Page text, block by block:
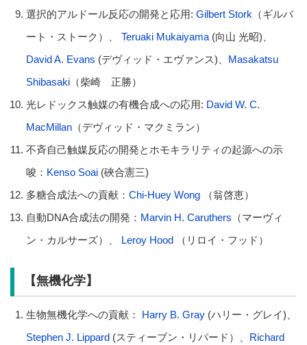
選択的アルドール反応の開発と応用: Gilbert Stork （ギルバ
ート・ストーク）、 Teruaki Mukaiyama(向山 光昭)、
David A. Evans (デヴィッド・エヴァンス)、 Masakatsu
Shibasaki（柴崎 正勝）
光レドックス触媒の有機合成への応用: David W. C.
MacMillan（デヴィッド・マクミラン）
不斉自己触媒反応の開発とホモキラリティの起源への示
唆： Kenso Soai(硤合憲三)
多糖合成法への貢献： Chi-Huey Wong（翁啓恵）
自動DNA合成法の開発： Marvin H. Caruthers （マーヴィ
ン・カルサーズ）、 Leroy Hood（リロイ・フッド）
【無機化学】
生物無機化学への貢献： Harry B. Gray(ハリー・グレイ)、
Stephen J. Lippard (スティーブン・リパード）、 Richard